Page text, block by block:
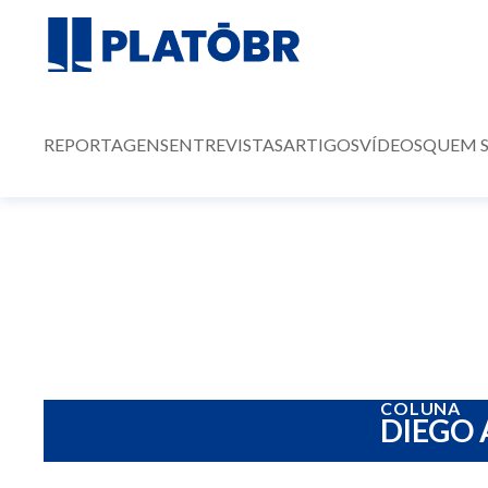
REPORTAGENSENTREVISTASARTIGOSVÍDEOSQUEM
COLUNA
DIEGO